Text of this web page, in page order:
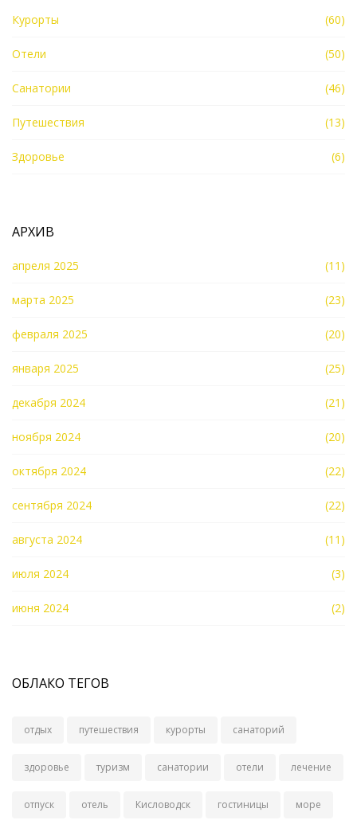
Курорты (60)
Отели (50)
Санатории (46)
Путешествия (13)
Здоровье (6)
АРХИВ
апреля 2025 (11)
марта 2025 (23)
февраля 2025 (20)
января 2025 (25)
декабря 2024 (21)
ноября 2024 (20)
октября 2024 (22)
сентября 2024 (22)
августа 2024 (11)
июля 2024 (3)
июня 2024 (2)
ОБЛАКО ТЕГОВ
отдых путешествия курорты санаторий
здоровье туризм санатории отели лечение
отпуск отель Кисловодск гостиницы море